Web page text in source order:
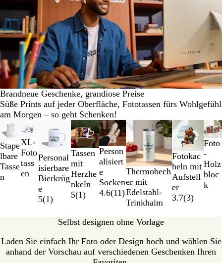
Brandneue Geschenke, grandiose Preise
Süße Prints auf jeder Oberfläche, Fototassen fürs Wohlgefühl
am Morgen – so geht Schenken!
Neu
Stape
lbare
Tasse
n
Neu
XL-
Foto
tass
en
Personal
isierbare
Bierkrüg
e
5(1)
Tassen
mit
Herzhe
nkeln
5(1)
Person
alisiert
e
Socken
4.6(11)
Thermobech
er mit
Edelstahl-
Trinkhalm
Fotokac
heln mit
Aufstell
er
3.7(3)
Foto
-
Holz
bloc
k
Galeriebilder
1
bis
2
von
8
Selbst designen ohne Vorlage
Laden Sie einfach Ihr Foto oder Design hoch und wählen Sie
anhand der Vorschau auf verschiedenen Geschenken Ihren